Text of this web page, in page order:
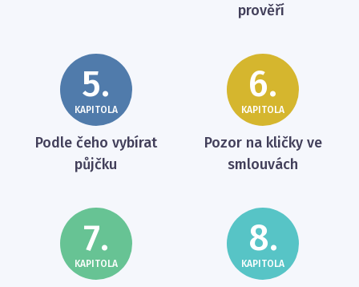
prověří
5.
KAPITOLA
Podle čeho vybírat
půjčku
6.
KAPITOLA
Pozor na kličky ve
smlouvách
7.
KAPITOLA
8.
KAPITOLA